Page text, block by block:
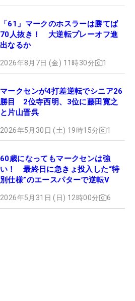
「61」マークのホスラーは勝てば
70人抜き！ 大逆転プレーオフ進
出なるか
2026年8月7日 (金) 11時30分 1
マークセンが4打差逆転でシニア26
勝目 2位寺西明、3位に藤田寛之
と片山晋呉
2026年5月30日 (土) 19時15分 1
60歳になってもマークセンは強
い！ 最終日に急きょ投入した“特
別仕様”のエースパターで逆転V
2026年5月31日 (日) 12時00分 6